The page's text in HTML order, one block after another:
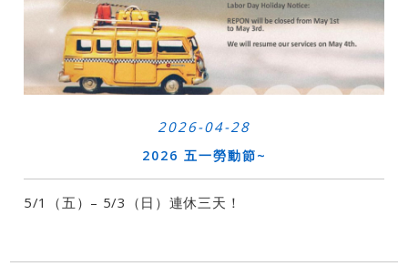
2026-04-28
2026 五一勞動節~
5/1（五）– 5/3（日）連休三天！